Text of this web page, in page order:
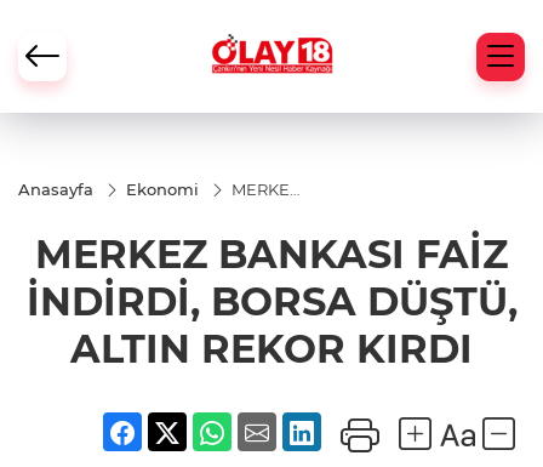
Anasayfa Ekonomi
MERKEZ
İNDİRDİ,
BORSA
DÜŞTÜ,
ALTIN
KIRDI
MERKEZ BANKASI FAİZ
İNDİRDİ, BORSA DÜŞTÜ,
ALTIN REKOR KIRDI